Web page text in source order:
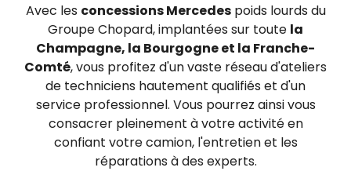
Avec les concessions Mercedespoids lourds du
Groupe Chopard, implantées sur toute la
Champagne, la Bourgogne et la Franche-
Comté, vous profitez d'un vaste réseau d'ateliers
de techniciens hautement qualifiés et d'un
service professionnel. Vous pourrez ainsi vous
consacrer pleinement à votre activité en
confiant votre camion, l'entretien et les
réparations à des experts.